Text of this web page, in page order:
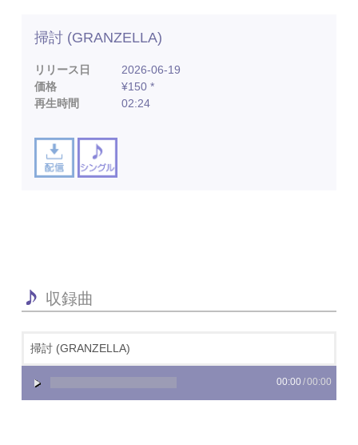
掃討 (GRANZELLA)
リリース日
2026-06-19
価格
¥150 *
再生時間
02:24
収録曲
掃討 (GRANZELLA)
00:00 /00:00